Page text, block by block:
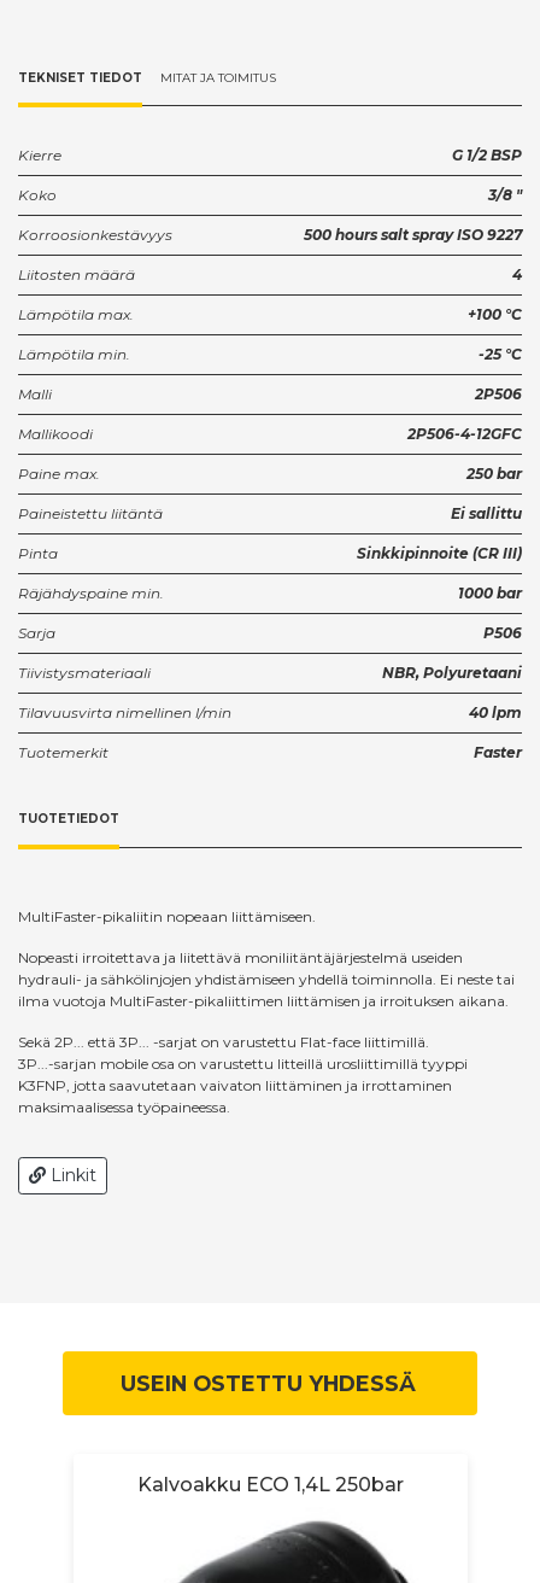
TEKNISET TIEDOT MITAT JA TOIMITUS
Kierre G 1/2 BSP
Koko 3/8 "
Korroosionkestävyys 500 hours salt spray ISO 9227
Liitosten määrä 4
Lämpötila max. +100 °C
Lämpötila min. -25 °C
Malli 2P506
Mallikoodi 2P506-4-12GFC
Paine max. 250 bar
Paineistettu liitäntä Ei sallittu
Pinta Sinkkipinnoite (CR III)
Räjähdyspaine min. 1000 bar
Sarja P506
Tiivistysmateriaali NBR, Polyuretaani
Tilavuusvirta nimellinen l/min 40 lpm
Tuotemerkit Faster
TUOTETIEDOT
MultiFaster-pikaliitin nopeaan liittämiseen.
Nopeasti irroitettava ja liitettävä moniliitäntäjärjestelmä useiden
hydrauli- ja sähkölinjojen yhdistämiseen yhdellä toiminnolla. Ei neste tai
ilma vuotoja MultiFaster-pikaliittimen liittämisen ja irroituksen aikana.
Sekä 2P... että 3P... -sarjat on varustettu Flat-face liittimillä.
3P...-sarjan mobile osa on varustettu litteillä urosliittimillä tyyppi
K3FNP, jotta saavutetaan vaivaton liittäminen ja irrottaminen
maksimaalisessa työpaineessa.
Linkit
USEIN OSTETTU YHDESSÄ
Kalvoakku ECO 1,4L 250bar